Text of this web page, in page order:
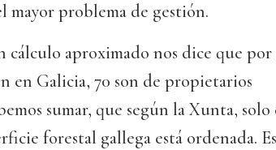
problema de gestión.
cálculo aproximado nos dice que por
en Galicia, 70 son de propietarios
sumar, que según la Xunta, solo
forestal gallega está ordenada.